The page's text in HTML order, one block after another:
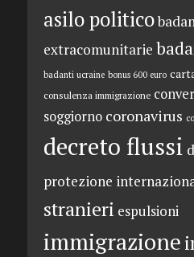
asilo politico
extracomunitarie
badanti ucraine bonus 600 euro
consulenza immigrazione
soggiorno coronavirus
decreto flussi
protezione
stranieri espulsioni
immigrazione